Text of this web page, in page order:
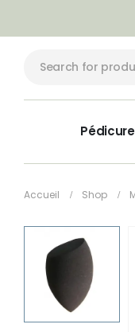
Pédicure
Accueil Shop